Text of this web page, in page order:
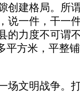
创建格局。所
说一件，干一
的力度不可谓
平方米，平整
文明战争。打